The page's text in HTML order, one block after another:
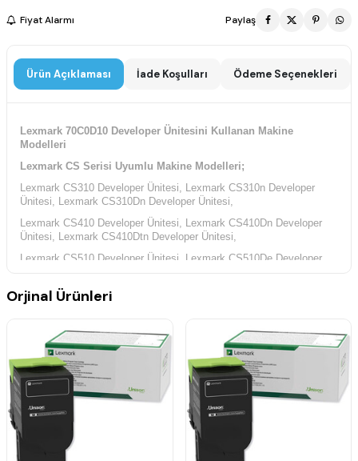
Fiyat Alarmı Paylaş
Ürün Açıklaması İade Koşulları Ödeme Seçenekleri
Lexmark 70C0D10 Developer Ünitesini Kullanan Makine
Modelleri
Lexmark CS Serisi Uyumlu Makine Modelleri;
Lexmark CS310 Developer Ünitesi, Lexmark CS310n Developer
Ünitesi, Lexmark CS310Dn Developer Ünitesi,
Lexmark CS410 Developer Ünitesi, Lexmark CS410Dn Developer
Ünitesi, Lexmark CS410Dtn Developer Ünitesi,
Lexmark CS510 Developer Ünitesi, Lexmark CS510De Developer
Lexmark CX Serisi Uyumlu Makine Modelleri;
Ünitesi, Lexmark CX310Dn Developer Ünitesi,
Lexmark CX410 Developer Ünitesi, Lexmark CX410e Developer
Ünitesi, Lexmark CX410De Developer Ünitesi,
Lexmark CX410Dte Developer Ünitesi, Lexmark CX510 Developer
Ünitesi, Lexmark CX510De Developer Ünitesi,
Lexmark CX510Dhe Developer Ünitesi, Lexmark CX510Dthe
Developer Ünitesi,
Orjinal Ürünleri